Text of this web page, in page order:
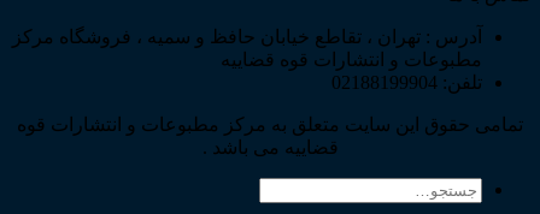
آدرس : تهران ، تقاطع خیابان حافظ و سمیه ، فروشگاه مرکز
مطبوعات و انتشارات قوه قضاییه
تلفن: 02188199904
تمامی حقوق این سایت متعلق به مرکز مطبوعات و انتشارات قوه
قضاییه می باشد .
جستجو